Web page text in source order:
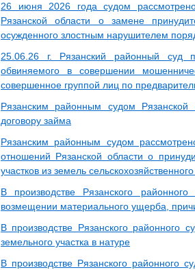
26 июня 2026 года судом
Рязанской области о замене
осужденного злостным нарушителем
25.06.26 г. Рязанский районный суд
обвиняемого в совершении
совершенное группой лиц по
Рязанским районным судом
договору займа
Рязанским районным судом
отношений Рязанской области о
участков из земель
В производстве Рязанского
возмещении материального ущерба,
В производстве Рязанского районного
земельного участка в натуре
В производстве Рязанского районного